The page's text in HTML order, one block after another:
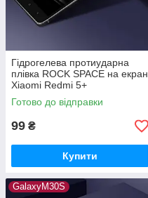
Гідрогелева протиударна
плівка ROCK SPACE на екран
Xiaomi Redmi 5+
Готово до відправки
99 ₴
Купити
GalaxyM30S